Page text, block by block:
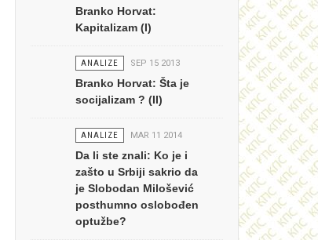
Branko Horvat:
Kapitalizam (I)
ANALIZE SEP 15 2013
Branko Horvat: Šta je
socijalizam ? (II)
ANALIZE MAR 11 2014
Da li ste znali: Ko je i
zašto u Srbiji sakrio da
je Slobodan Milošević
posthumno oslobođen
optužbe?